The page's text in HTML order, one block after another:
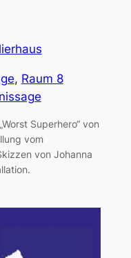
, Raum 8
Superhero“ von
vom
von Johanna